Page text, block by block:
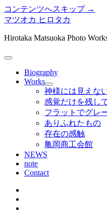
コンテンツへスキップ →
マツオカ ヒロタカ
Hirotaka Matsuoka Photo
メ
Biography
Works
メ
ニ
ュ
ー
を
開
く
神様には見えな
感覚だけを残し
フラットでグレ
ありふれたもの
存在の感触
亀岡商工会館
NEWS
note
Contact